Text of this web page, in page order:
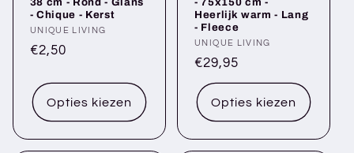
- Chique - Kerst
Verkoper:
UNIQUE LIVING
Normale
€2,50
Opties kiezen
Heerlijk warm - Lang
- Fleece
Verkoper:
UNIQUE LIVING
Normale
prijs
€29,95
Opties kiezen